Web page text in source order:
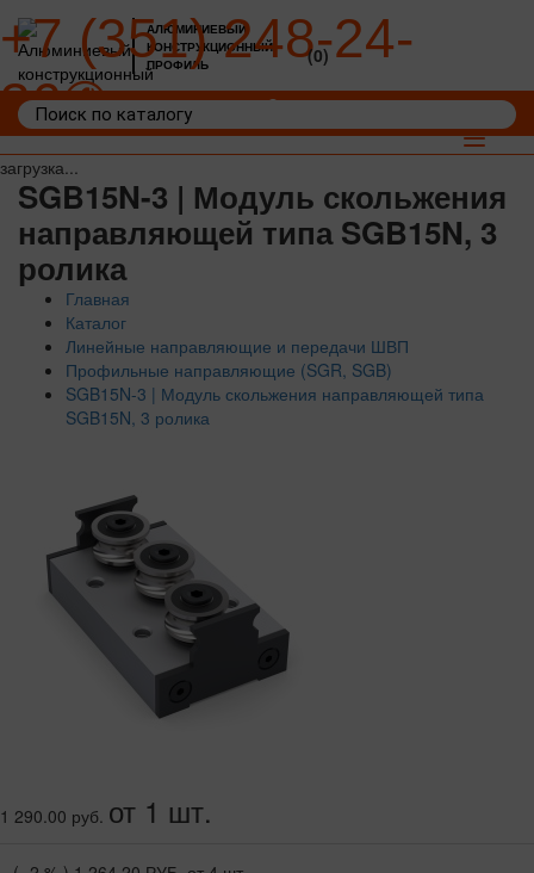
загрузка...
АЛЮМИНИЕВЫЙ
КОНСТРУКЦИОННЫЙ
ПРОФИЛЬ
+7 (351) 248-24-
36
(0)
Toggle
SGB15N-3 | Модуль скольжения
направляющей типа SGB15N, 3
ролика
Главная
Каталог
Линейные направляющие и передачи ШВП
Профильные направляющие (SGR, SGB)
SGB15N-3 | Модуль скольжения направляющей типа
SGB15N, 3 ролика
1 290.00 руб. от 1 шт.